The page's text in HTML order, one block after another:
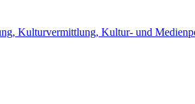
Kulturvermittlung, Kultur- und